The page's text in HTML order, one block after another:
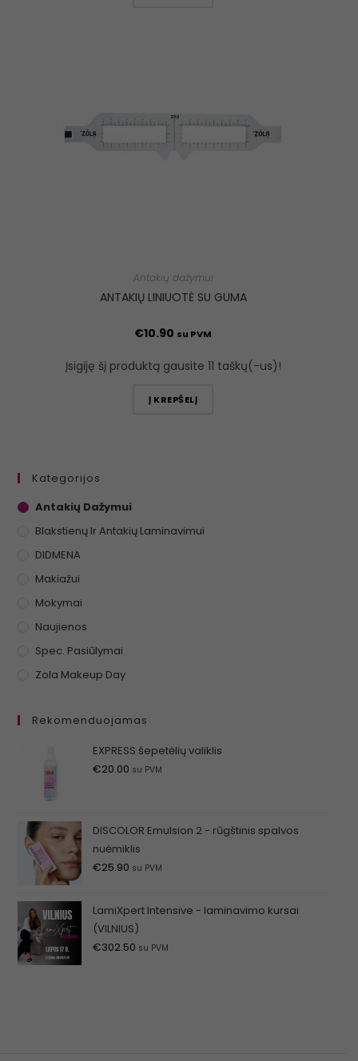
Antakių dažymui
ANTAKIŲ LINIUOTĖ SU GUMA
€10.90 su PVM
Įsigiję šį produktą gausite 11 taškų(-us)!
Į KREPŠELĮ
Kategorijos
Antakių Dažymui
Blakstienų Ir Antakių Laminavimui
DIDMENA
Makiažui
Mokymai
Naujienos
Spec. Pasiūlymai
Zola Makeup Day
Rekomenduojamas
EXPRESS šepetėlių valiklis
€20.00 su PVM
DISCOLOR Emulsion 2 - rūgštinis spalvos
nuėmiklis
€25.90 su PVM
LamiXpert Intensive - laminavimo kursai
(VILNIUS)
€302.50 su PVM